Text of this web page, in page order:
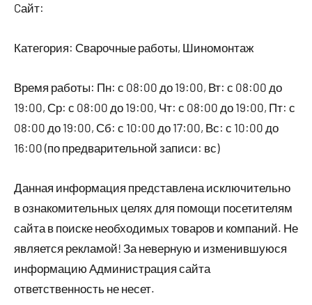
Cайт:
Категория: Сварочные работы, Шиномонтаж
Время работы: Пн: с 08:00 до 19:00, Вт: с 08:00 до
19:00, Ср: с 08:00 до 19:00, Чт: с 08:00 до 19:00, Пт: с
08:00 до 19:00, Сб: с 10:00 до 17:00, Вс: с 10:00 до
16:00 (по предварительной записи: вс)
Данная информация представлена исключительно
в ознакомительных целях для помощи посетителям
сайта в поиске необходимых товаров и компаний. Не
является рекламой! За неверную и изменившуюся
информацию Администрация сайта
ответственность не несет.